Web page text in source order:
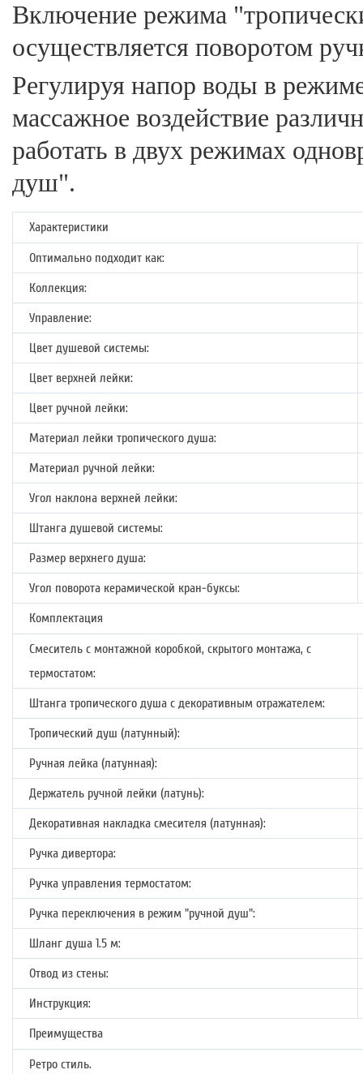
Включение режима
осуществляется поворотом
Регулируя напор воды в
массажное воздействие
работать в двух режимах
душ".
Характеристики
Оптимально подходит как:
Коллекция:
Управление:
Цвет душевой системы:
Цвет верхней лейки:
Цвет ручной лейки:
Материал лейки тропического душа:
Материал ручной лейки:
Угол наклона верхней лейки:
Штанга душевой системы:
Размер верхнего душа:
Угол поворота керамической кран-буксы:
Комплектация
Смеситель с монтажной коробкой, скрытого монтажа, с
термостатом:
Штанга тропического душа с декоративным отражателем:
Тропический душ (латунный):
Ручная лейка (латунная):
Держатель ручной лейки (латунь):
Декоративная накладка смесителя (латунная):
Ручка дивертора:
Ручка управления термостатом:
Ручка переключения в режим "ручной душ":
Шланг душа 1.5 м:
Отвод из стены:
Инструкция:
Преимущества
Ретро стиль.